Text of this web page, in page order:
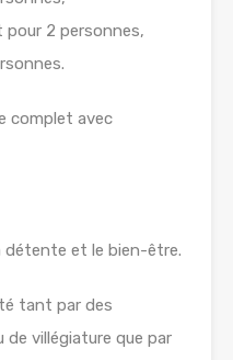
pour 2 personnes,
complet avec
détente et le bien-être.
tant par des
de villégiature que par